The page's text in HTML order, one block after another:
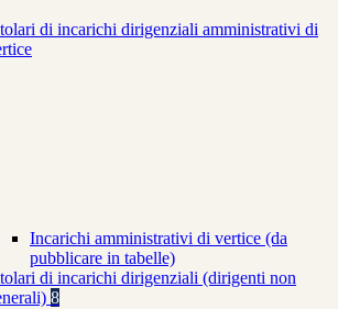
di incarichi dirigenziali amministrativi di
Incarichi amministrativi di vertice (da
pubblicare in tabelle)
di incarichi dirigenziali (dirigenti non
8